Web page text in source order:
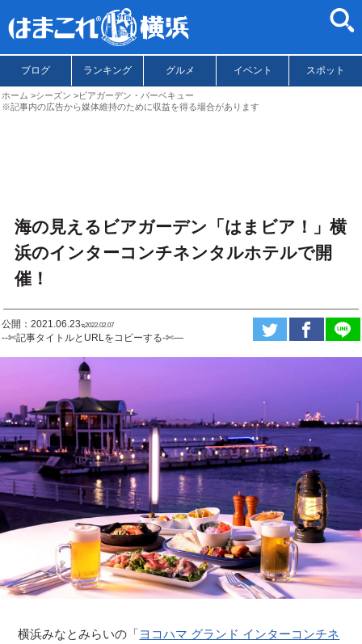
ブログ ランキング グルメ イベント スポット
ホーム シーズン
ビアガーデン・バーベキュー
※記事内の広告から媒体維持のために収益を得る場合があります
海の見えるビアガーデン「はまビア！」横
浜のインターコンチネンタルホテルで開
催！
公開：2021.06.23ಇ2022.02.07
--✄記事タイトルとURLをコピーする-✄—
横浜みなとみらいの「ヨコハマ グランド インターコンチネ